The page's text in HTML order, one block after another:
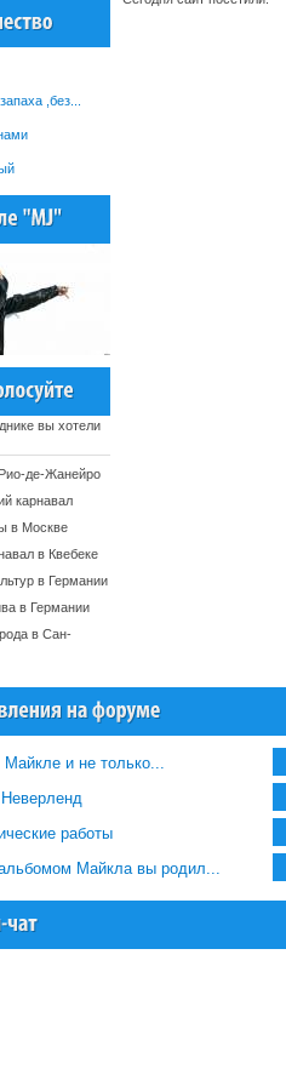
,без...
вы хотели
де-Жанейро
карнавал
в Москве
в Квебеке
в Германии
в Германии
в Сан-
Майкле и не только...
работы
Майкла вы родил...